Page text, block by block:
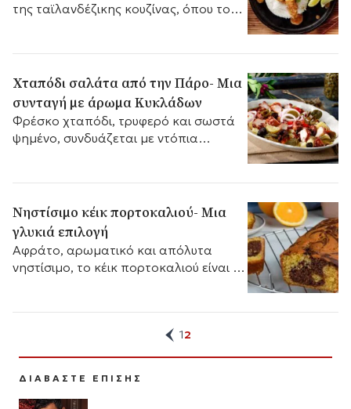
της ταϊλανδέζικης κουζίνας, όπου το
Χταπόδι σαλάτα από την Πάρο- Μια
συνταγή με άρωμα Κυκλάδων
Φρέσκο χταπόδι, τρυφερό και σωστά
ψημένο, συνδυάζεται με ντόπια
Νηστίσιμο κέικ πορτοκαλιού- Μια
γλυκιά επιλογή
Αφράτο, αρωματικό και απόλυτα
νηστίσιμο, το κέικ πορτοκαλιού είναι η
ΔΙΑΒΑΣΤΕ ΕΠΙΣΗΣ
12